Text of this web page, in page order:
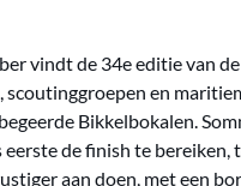
vindt de 34e editie van
scoutinggroepen en
Bikkelbokalen.
eerste de finish te bereiken,
aan doen, met een